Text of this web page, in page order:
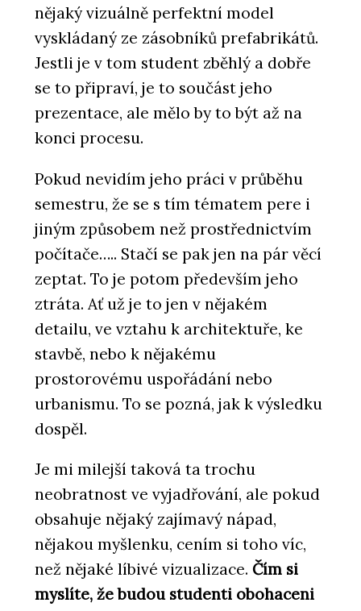
nějaký vizuálně perfektní model
vyskládaný ze zásobníků prefabrikátů.
Jestli je v tom student zběhlý a dobře
se to připraví, je to součást jeho
prezentace, ale mělo by to být až na
konci procesu.
Pokud nevidím jeho práci v průběhu
semestru, že se s tím tématem pere i
jiným způsobem než prostřednictvím
počítače….. Stačí se pak jen na pár věcí
zeptat. To je potom především jeho
ztráta. Ať už je to jen v nějakém
detailu, ve vztahu k architektuře, ke
stavbě, nebo k nějakému
prostorovému uspořádání nebo
urbanismu. To se pozná, jak k výsledku
dospěl.
Je mi milejší taková ta trochu
neobratnost ve vyjadřování, ale pokud
obsahuje nějaký zajímavý nápad,
nějakou myšlenku, cením si toho víc,
než nějaké líbivé vizualizace. Čím si
myslíte, že budou studenti obohaceni